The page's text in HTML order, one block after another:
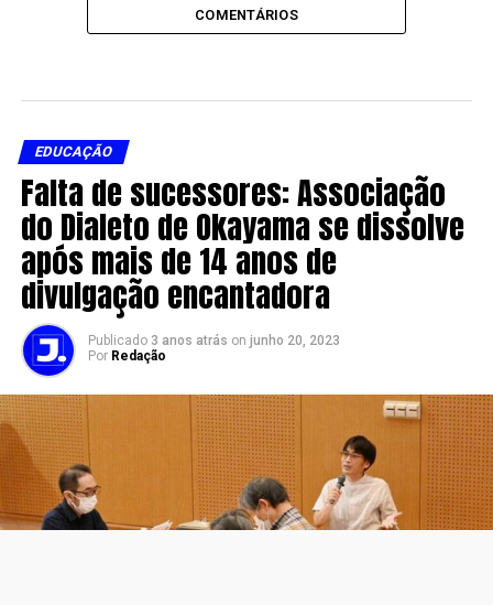
COMENTÁRIOS
EDUCAÇÃO
Falta de sucessores: Associação
do Dialeto de Okayama se dissolve
após mais de 14 anos de
divulgação encantadora
Publicado 3 anos atrás on junho 20, 2023
Por Redação